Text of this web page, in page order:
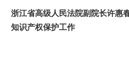
浙江省高级人民法院副院长许惠
知识产权保护工作